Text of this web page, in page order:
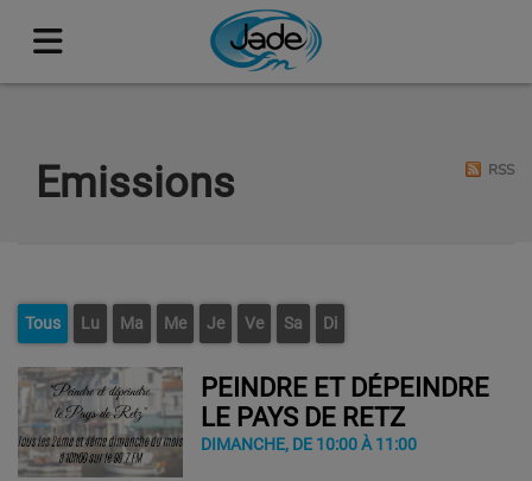
Emissions RSS
Tous Lu Ma Me Je Ve Sa Di
PEINDRE ET DÉPEINDRE
LE PAYS DE RETZ
DIMANCHE, DE 10:00 À 11:00